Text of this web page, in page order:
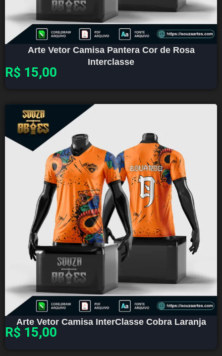
Arte Vetor Camisa Pantera Cor de Rosa
Interclasse
R$ 15,00
Arte Vetor Camisa InterClasse Cobra Laranja
R$ 15,00